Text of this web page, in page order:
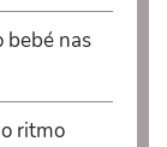
bebé nas
ritmo